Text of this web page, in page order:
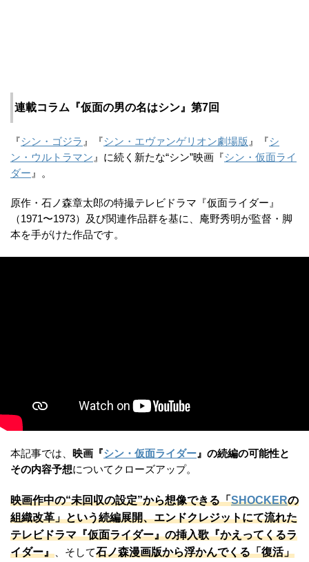
連載コラム『仮面の男の名はシン』第7回
『シン・ゴジラ 』『シン・エヴァンゲリオン劇場版 』『シ
ン・ウルトラマン 』に続く新たな“シン”映画『シン・仮面ライ
ダー 』。
原作・石ノ森章太郎の特撮テレビドラマ『仮面ライダー』
（1971〜1973）及び関連作品群を基に、庵野秀明が監督・脚
本を手がけた作品です。
本記事では、 映画『シン・仮面ライダー 』の続編の可能性と
その内容予想についてクローズアップ。
映画作中の“未回収の設定”から想像できる「SHOCKERの
組織改革」という続編展開、エンドクレジットにて流れた
テレビドラマ『仮面ライダー』の挿入歌『かえってくるラ
イダー』 、そして石ノ森漫画版から浮かんでくる「復活」